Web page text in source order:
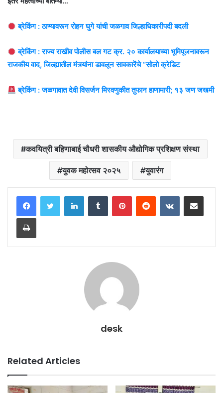
ब्रेकिंग : ठाण्यावरून रोहन घुगे यांची जळगाव जिल्हाधिकारीपदी बदली
ब्रेकिंग : राज्य राखीव पोलीस बल गट क्र. २० कार्यालयाच्या भूमिपूजनावरून
राजकीय वाद, जिल्ह्यातील मंत्र्यांना डावलून सावकारेंचे “सोलो क्रेडिट
ब्रेकिंग : जळगावात देवी विसर्जन मिरवणुकीत तुफान हाणामारी; १३ जण जखमी
कवयित्री बहिणाबाई चौधरी शासकीय औद्योगिक प्रशिक्षण संस्था
युवक महोत्सव २०२५ युवारंग
LinkedInTumblr PinterestReddit VKontakteShare via Email
Print
desk
Related Articles